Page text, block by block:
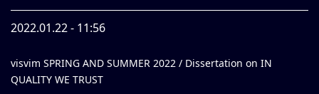
Pickup
Contact
2022.01.22 - 11:56
visvim SPRING AND SUMMER 2022 / Dissertation on IN
QUALITY WE TRUST